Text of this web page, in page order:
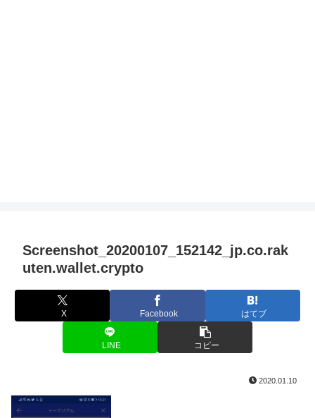
Screenshot_20200107_152142_jp.co.rak
uten.wallet.crypto
X Facebook はてブ
LINE コピー
2020.01.10